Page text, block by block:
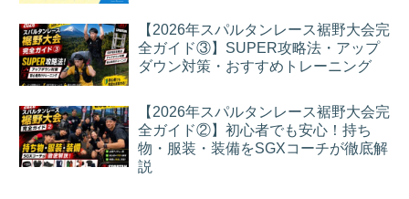
【2026年スパルタンレース裾野大会完
全ガイド③】SUPER攻略法・アップ
ダウン対策・おすすめトレーニング
【2026年スパルタンレース裾野大会完
全ガイド②】初心者でも安心！持ち
物・服装・装備をSGXコーチが徹底解
説